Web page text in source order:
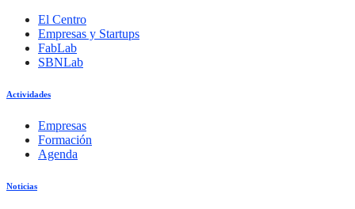
El Centro
Empresas y Startups
FabLab
SBNLab
Actividades
Empresas
Formación
Agenda
Noticias